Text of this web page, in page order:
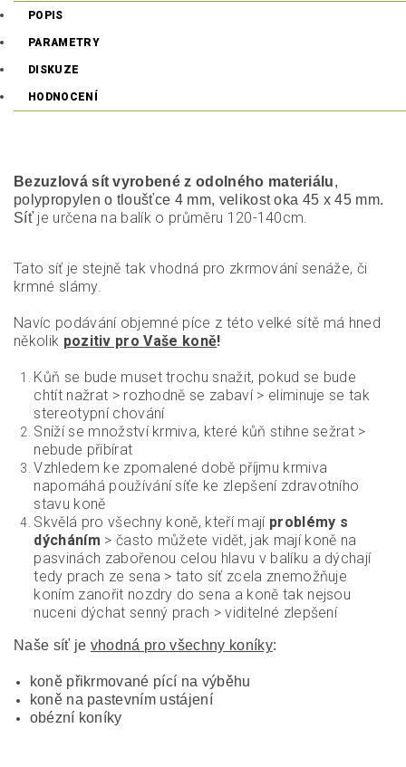
POPIS
PARAMETRY
DISKUZE
HODNOCENÍ
Bezuzlová sít vyrobené z odolného materiálu,
polypropylen o tloušťce 4 mm, velikost oka 45 x 45 mm.
Síť je určena na balík o průměru 120-140cm.
Tato síť je stejně tak vhodná pro zkrmování senáže, či
krmné slámy.
Navíc podávání objemné píce z této velké sítě má hned
několik pozitiv pro Vaše koně!
Kůň se bude muset trochu snažit, pokud se bude
chtít nažrat > rozhodně se zabaví > eliminuje se tak
stereotypní chování
Sníží se množství krmiva, které kůň stihne sežrat >
nebude přibírat
Vzhledem ke zpomalené době příjmu krmiva
napomáhá používání síťe ke zlepšení zdravotního
stavu koně
Skvělá pro všechny koně, kteří mají problémy s
dýcháním > často můžete vidět, jak mají koně na
pasvinách zabořenou celou hlavu v balíku a dýchají
tedy prach ze sena > tato síť zcela znemožňuje
koním zanořit nozdry do sena a koně tak nejsou
nuceni dýchat senný prach > viditelné zlepšení
Naše síť je vhodná pro všechny koníky:
koně přikrmované pící na výběhu
koně na pastevním ustájení
obézní koníky